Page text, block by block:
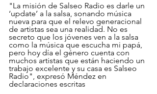
"La misión de Salseo Radio es darle un
‘update’ a la salsa, sonando música
nueva para que el relevo generacional
de artistas sea una realidad. No es
secreto que los jóvenes ven a la salsa
como la música que escucha mi papá,
pero hoy día el género cuenta con
muchos artistas que están haciendo un
trabajo excelente y su casa es Salseo
Radio", expresó Méndez en
declaraciones escritas